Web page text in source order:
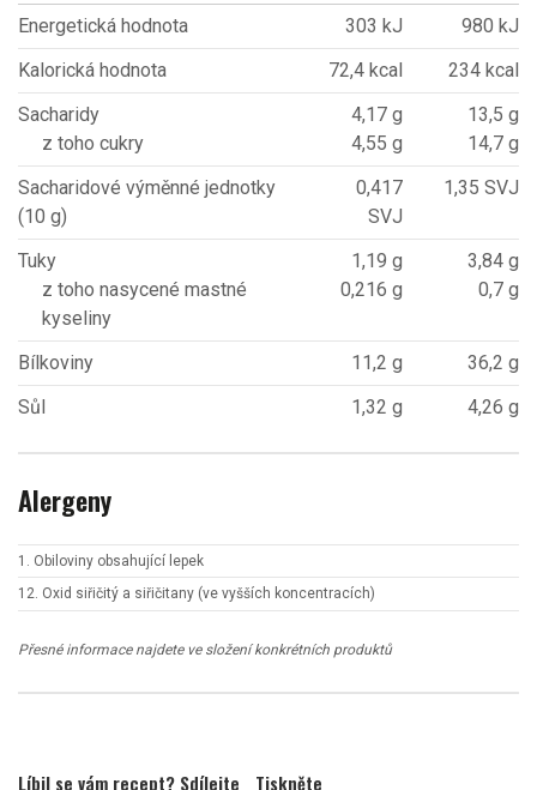
Energetická hodnota
303 kJ
980 kJ
Kalorická hodnota
72,4 kcal
234 kcal
Sacharidy
z toho cukry
4,17 g
4,55 g
13,5 g
14,7 g
Sacharidové výměnné jednotky
(10 g)
0,417
SVJ
1,35 SVJ
Tuky
z toho nasycené mastné
kyseliny
1,19 g
0,216 g
3,84 g
0,7 g
Bílkoviny 11,2 g
36,2 g
Sůl
1,32 g 4,26 g
Alergeny
1. Obiloviny obsahující lepek
12. Oxid siřičitý a siřičitany (ve vyšších koncentracích)
Přesné informace najdete ve složení konkrétních produktů
Líbil se vám recept? Sdílejte Tiskněte